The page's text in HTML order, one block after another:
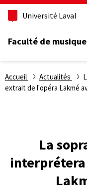
Aller
principal
Université Laval
Faculté de musique
Fil
d'Ariane
Accueil Actualités
extrait de l'opéra Lakmé
La